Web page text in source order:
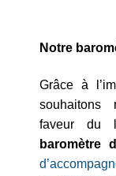
Notre
Grâce à
souhaitons
faveur du
baromètre